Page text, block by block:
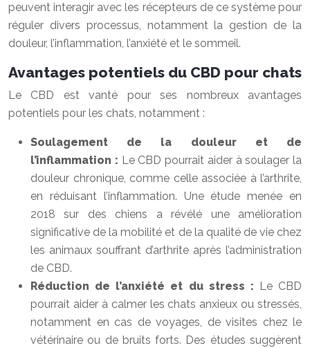
peuvent interagir avec les récepteurs de ce système pour
réguler divers processus, notamment la gestion de la
douleur, l’inflammation, l’anxiété et le sommeil.
Avantages potentiels du CBD pour chats
Le CBD est vanté pour ses nombreux avantages
potentiels pour les chats, notamment :
Soulagement de la douleur et de
l’inflammation : Le CBD pourrait aider à soulager la
douleur chronique, comme celle associée à l’arthrite,
en réduisant l’inflammation. Une étude menée en
2018 sur des chiens a révélé une amélioration
significative de la mobilité et de la qualité de vie chez
les animaux souffrant d’arthrite après l’administration
de CBD.
Réduction de l’anxiété et du stress : Le CBD
pourrait aider à calmer les chats anxieux ou stressés,
notamment en cas de voyages, de visites chez le
vétérinaire ou de bruits forts. Des études suggèrent